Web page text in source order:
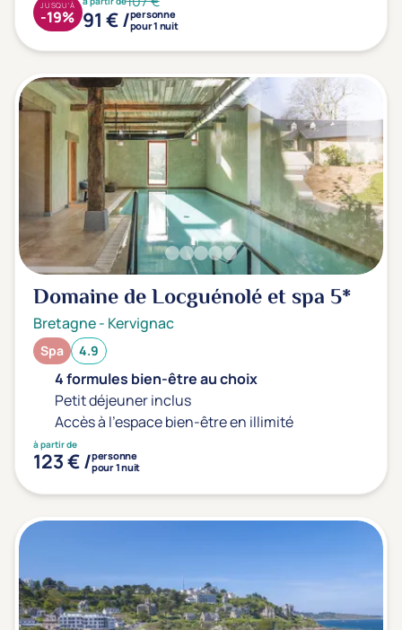
91 € /personne
pour 1 nuit
JUSQU'À
-19%
Domaine de Locguénolé et spa 5*
Bretagne- Kervignac
Spa 4.9
4 formules bien-être au choix
Petit déjeuner inclus
Accès à l'espace bien-être en illimité
à partir de
123 € /personne
pour 1 nuit